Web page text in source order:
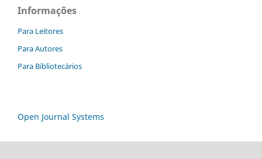
Informações
Para Leitores
Para Autores
Para Bibliotecários
Open Journal Systems